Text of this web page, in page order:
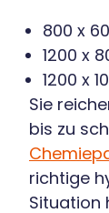
800 x
1200 x
1200 x
Sie
bis zu
richtige
Situation